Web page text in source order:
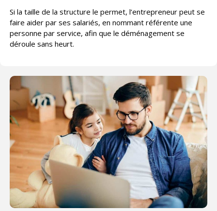
Si la taille de la structure le permet, l’entrepreneur peut se
faire aider par ses salariés, en nommant référente une
personne par service, afin que le déménagement se
déroule sans heurt.